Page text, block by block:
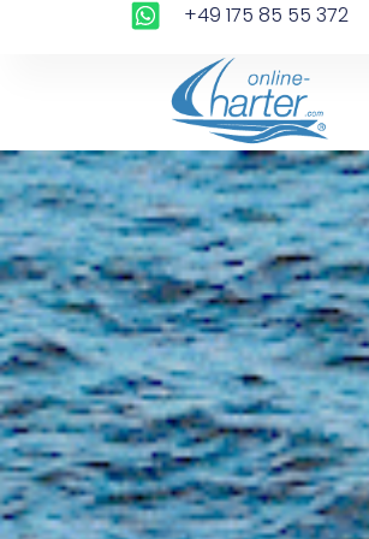
+49 175 85 55 372